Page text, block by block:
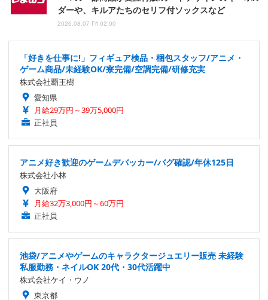
ダーや、キルアたちのセリフ付ソックスなど
2026.08.07 Fri 02:00
「好きを仕事に!」フィギュア検品・梱包スタッフ/アニメ・
ゲーム商品/未経験OK/寮完備/空調完備/研修充実
株式会社覇王樹
愛知県
月給29万円～39万5,000円
正社員
アニメ好き歓迎のゲームデバッカー/バグ確認/年休125日
株式会社小林
大阪府
月給32万3,000円～60万円
正社員
池袋/アニメやゲームのキャラクタージュエリー販売 未経験
私服勤務・ネイルOK 20代・30代活躍中
株式会社ケイ・ウノ
東京都